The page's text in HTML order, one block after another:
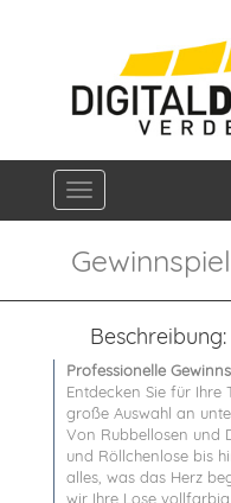
Navigation
Beschreibung:
Professionelle
Entdecken Sie für
große Auswahl an
Von Rubbellosen und
und Röllchenlose bis
alles, was das Herz
wir Ihre Lose